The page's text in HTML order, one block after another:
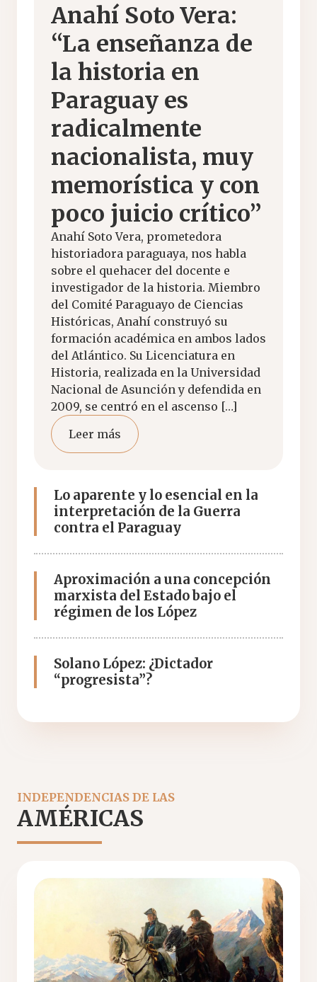
Anahí Soto Vera:
“La enseñanza de
la historia en
Paraguay es
radicalmente
nacionalista, muy
memorística y con
poco juicio crítico”
Anahí Soto Vera, prometedora
historiadora paraguaya, nos habla
sobre el quehacer del docente e
investigador de la historia. Miembro
del Comité Paraguayo de Ciencias
Históricas, Anahí construyó su
formación académica en ambos lados
del Atlántico. Su Licenciatura en
Historia, realizada en la Universidad
Nacional de Asunción y defendida en
2009, se centró en el ascenso […]
Leer más
Lo aparente y lo esencial en la
interpretación de la Guerra
contra el Paraguay
Aproximación a una concepción
marxista del Estado bajo el
régimen de los López
Solano López: ¿Dictador
“progresista”?
INDEPENDENCIAS DE LAS
AMÉRICAS